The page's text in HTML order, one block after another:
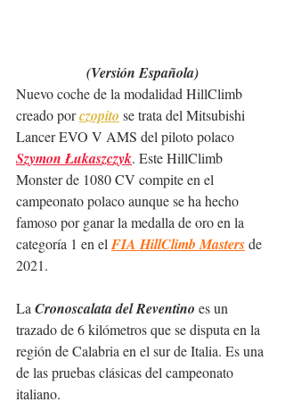
(Versión Española)
Nuevo coche de la modalidad HillClimb
creado por czopito se trata del Mitsubishi
Lancer EVO V AMS del piloto polaco
Szymon Łukaszczyk. Este HillClimb
Monster de 1080 CV compite en el
campeonato polaco aunque se ha hecho
famoso por ganar la medalla de oro en la
categoría 1 en el FIA HillClimb Masters de
2021.
La Cronoscalata del Reventino es un
trazado de 6 kilómetros que se disputa en la
región de Calabria en el sur de Italia. Es una
de las pruebas clásicas del campeonato
italiano.